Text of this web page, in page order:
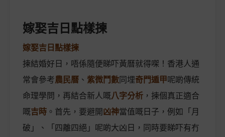
嫁娶吉日點樣揀
嫁娶吉日點樣揀
揀結婚好日，唔係隨便睇吓黃曆就得㗎！香港人通
常會參考農民曆 、 紫微鬥數同埋奇門遁甲呢啲傳統
命理學問，再結合新人嘅八字分析 ，揀個真正適合
嘅吉時 。首先，要避開凶神當值嘅日子，例如「月
破」、「四離四絕」呢啲大凶日，同時要睇吓有冇